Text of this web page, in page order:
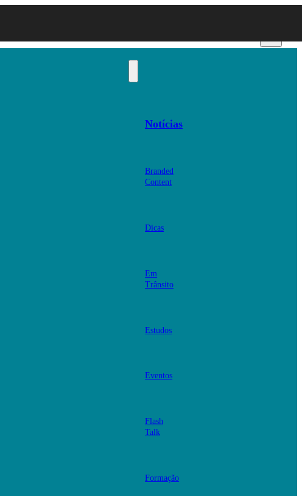
Notícias
Branded
Content
Dicas
Em
Trânsito
Estudos
Eventos
Flash
Talk
Formação